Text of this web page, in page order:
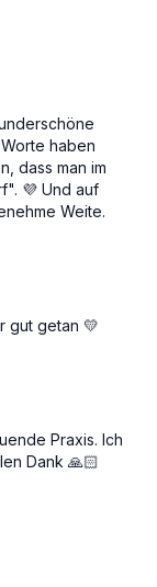
haben
dass man im
💜 Und auf
Weite.
gut getan 💛
Praxis. Ich
Dank 🙏🏻